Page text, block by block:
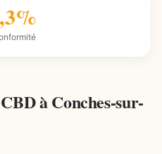
à Conches-sur-